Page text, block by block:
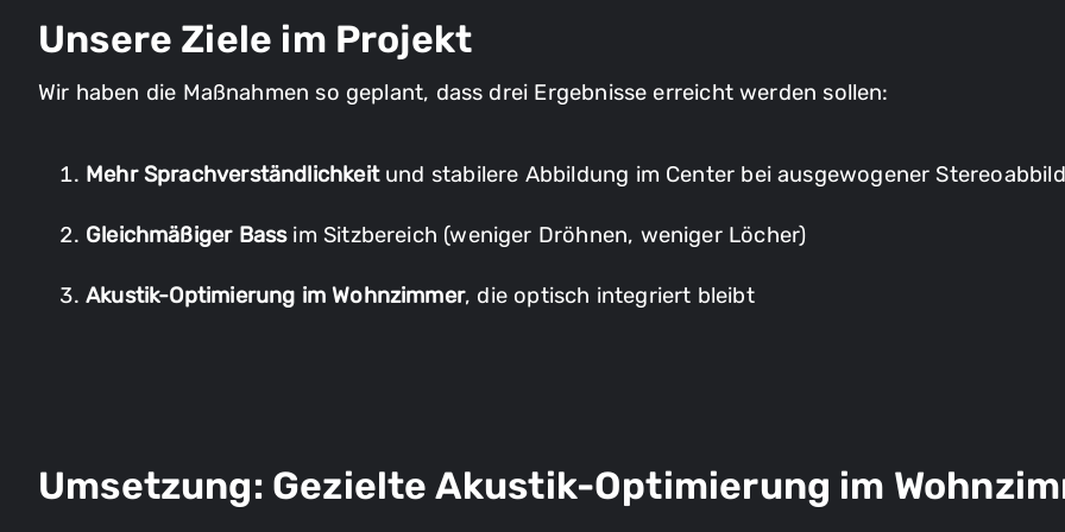
Unsere Ziele im Projekt
Wir haben die Maßnahmen so geplant, dass drei Ergebnisse erreicht werden sollen:
Mehr Sprachverständlichkeitund stabilere Abbildung im Center bei ausgewogener
Gleichmäßiger Bassim Sitzbereich (weniger Dröhnen, weniger Löcher)
Akustik-Optimierung im Wohnzimmer, die optisch integriert bleibt
Umsetzung: Gezielte Akustik-Optimierung im